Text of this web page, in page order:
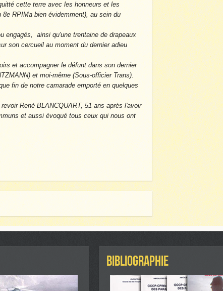
cette terre avec les honneurs et les
RPIMa bien évidemment), au sein du
engagés, ainsi qu'une trentaine de drapeaux
son cercueil au moment du dernier adieu
et accompagner le défunt dans son dernier
et moi-même (Sous-officier Trans).
fin de notre camarade emporté en quelques
René BLANCQUART, 51 ans après l'avoir
et aussi évoqué tous ceux qui nous ont
BIBLIOGRAPHIE